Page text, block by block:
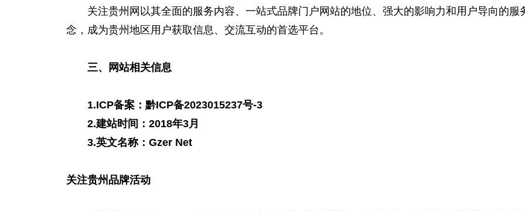
关注贵州网以其全面的服务内容、一站式品牌门户网站的地位、强大的影响力和用户导向的服
念，成为贵州地区用户获取信息、交流互动的首选平台。
三、网站相关信息
1.ICP备案：黔ICP备2023015237号-3
2.建站时间：2018年3月
3.英文名称：Gzer Net
关注贵州品牌活动